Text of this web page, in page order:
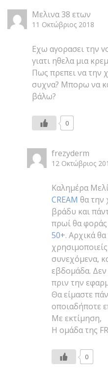
11 Οκτώβριος 2018
Εχω αγορασει την
γιατι ηθελα μια
Πως πρεπει να την
βάλω?
12 Οκτώβριος
Καλημέρα
CREAMθα την
βράδυ και
πρωί θα φοράς
50+. Αρχικά
συνεχόμενα,
εβδομάδα. Δεν
πριν την
Θα είμαστε
οποιαδήποτε
Η ομάδα της